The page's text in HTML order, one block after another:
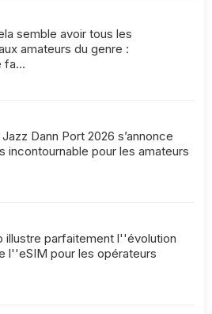
semble avoir tous les
amateurs du genre :
fa...
Dann Port 2026 s’annonce
incontournable pour les amateurs
illustre parfaitement l''évolution
l''eSIM pour les opérateurs